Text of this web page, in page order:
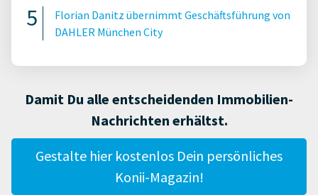
Florian Danitz übernimmt Geschäftsführung von
DAHLER München City
Damit Du alle entscheidenden Immobilien-
Nachrichten erhältst.
Gestalte hier kostenlos Dein persönliches
Konii-Magazin!